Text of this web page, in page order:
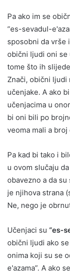
Pa ako im se
“es-sevadul-
sposobni da vrše
obični ljudi oni se
tome što ih
Znači, obični ljudi
učenjake. A ako
učenjacima u
bi oni bili po
veoma mali a
Pa kad bi tako i
u ovom slučaju
obavezno a da
je njihova strana
Ne, nego je
Učenjaci su “es-
obični ljudi ako
onima koji su se
e'azama”. A ako